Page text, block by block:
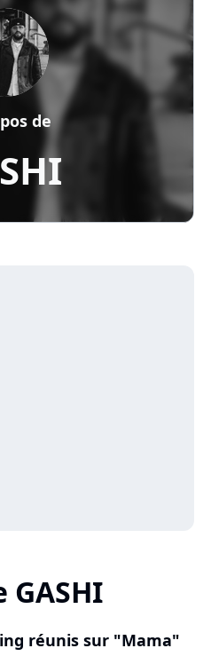
de
GASHI
réunis sur "Mama"